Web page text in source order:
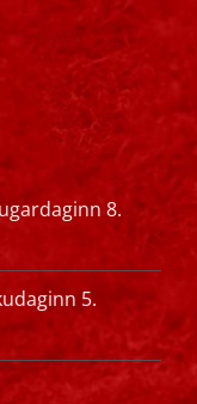
8.
5.